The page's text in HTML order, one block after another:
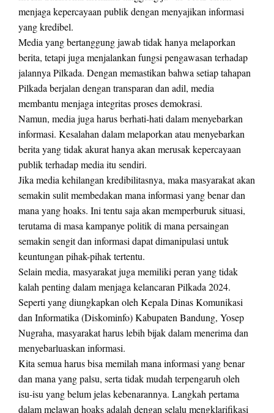
menjaga kepercayaan publik dengan menyajikan informasi
yang kredibel.
Media yang bertanggung jawab tidak hanya melaporkan
berita, tetapi juga menjalankan fungsi pengawasan terhadap
jalannya Pilkada. Dengan memastikan bahwa setiap tahapan
Pilkada berjalan dengan transparan dan adil, media
membantu menjaga integritas proses demokrasi.
Namun, media juga harus berhati-hati dalam menyebarkan
informasi. Kesalahan dalam melaporkan atau menyebarkan
berita yang tidak akurat hanya akan merusak kepercayaan
publik terhadap media itu sendiri.
Jika media kehilangan kredibilitasnya, maka masyarakat akan
semakin sulit membedakan mana informasi yang benar dan
mana yang hoaks. Ini tentu saja akan memperburuk situasi,
terutama di masa kampanye politik di mana persaingan
semakin sengit dan informasi dapat dimanipulasi untuk
keuntungan pihak-pihak tertentu.
Selain media, masyarakat juga memiliki peran yang tidak
kalah penting dalam menjaga kelancaran Pilkada 2024.
Seperti yang diungkapkan oleh Kepala Dinas Komunikasi
dan Informatika (Diskominfo) Kabupaten Bandung, Yosep
Nugraha, masyarakat harus lebih bijak dalam menerima dan
menyebarluaskan informasi.
Kita semua harus bisa memilah mana informasi yang benar
dan mana yang palsu, serta tidak mudah terpengaruh oleh
isu-isu yang belum jelas kebenarannya. Langkah pertama
dalam melawan hoaks adalah dengan selalu mengklarifikasi